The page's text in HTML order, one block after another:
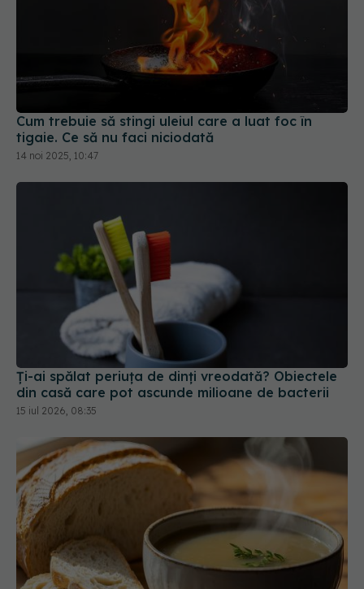
Cum trebuie să stingi uleiul care a luat foc în
14 noi 2025, 10:47
Ți-ai spălat periuța de dinți vreodată? Obiectele
din casă care pot ascunde milioane de bacterii
15 iul 2026, 08:35